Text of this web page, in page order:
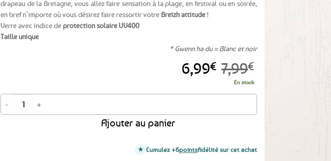
drapeau de la Bretagne, vous allez faire sensation à la plage, en festival ou en soirée,
en bref n’importe où vous désirez faire ressortir votre Breizh attitude !
Verre avec indice deprotection solaire UV400
Taille unique
* Gwenn ha du = Blanc et noir
7,99€
Le
initial
était :
6,99€Le
prix
actuel
est :
En stock
quantité de BON PLAN -13% ! Lunettes de soleil drapeau breton Gwenn ha du
Ajouter au panier
Cumulez +6pointsfidélité sur cet achat